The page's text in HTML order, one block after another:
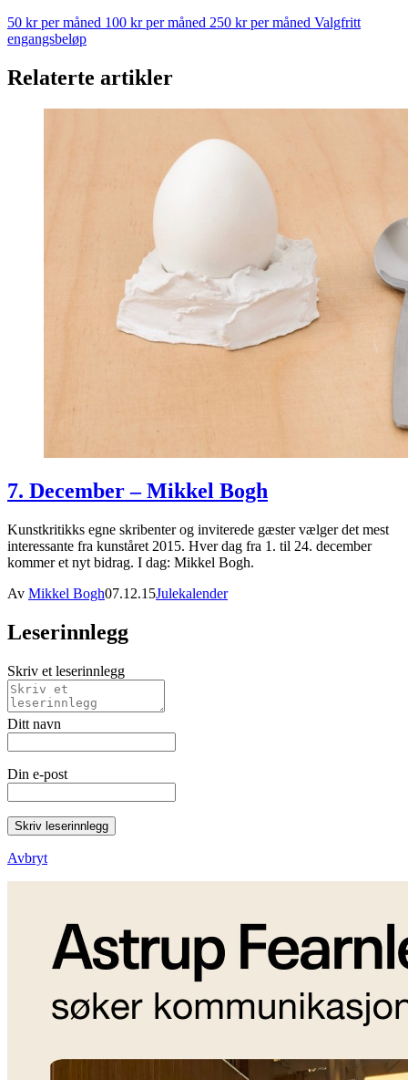
50 kr per måned 100 kr per måned 250 kr per måned Valgfritt
engangsbeløp
Relaterte artikler
7. December – Mikkel Bogh
Kunstkritikks egne skribenter og inviterede gæster vælger det mest
interessante fra kunståret 2015. Hver dag fra 1. til 24. december
kommer et nyt bidrag. I dag: Mikkel Bogh.
Av Mikkel Bogh07.12.15Julekalender
Leserinnlegg
Skriv et leserinnlegg
Ditt navn
Din e-post
Skriv leserinnlegg
Avbryt